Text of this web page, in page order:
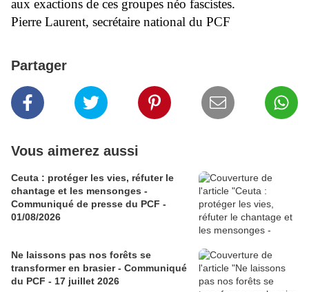
aux exactions de ces groupes néo fascistes.
Pierre Laurent, secrétaire national du PCF
Partager
Vous aimerez aussi
Ceuta : protéger les vies, réfuter le
chantage et les mensonges -
Communiqué de presse du PCF -
01/08/2026
Ne laissons pas nos forêts se
transformer en brasier - Communiqué
du PCF - 17 juillet 2026